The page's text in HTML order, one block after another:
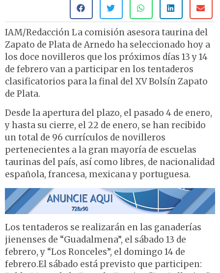
IAM/Redacción La comisión asesora taurina del
Zapato de Plata de Arnedo ha seleccionado hoy a
los doce novilleros que los próximos días 13 y 14
de febrero van a participar en los tentaderos
clasificatorios para la final del XV Bolsín Zapato
de Plata.
Desde la apertura del plazo, el pasado 4 de enero,
y hasta su cierre, el 22 de enero, se han recibido
un total de 96 currículos de novilleros
pertenecientes a la gran mayoría de escuelas
taurinas del país, así como libres, de nacionalidad
española, francesa, mexicana y portuguesa.
Los tentaderos se realizarán en las ganaderías
jienenses de “Guadalmena”, el sábado 13 de
febrero, y “Los Ronceles”, el domingo 14 de
febrero.El sábado está previsto que participen: